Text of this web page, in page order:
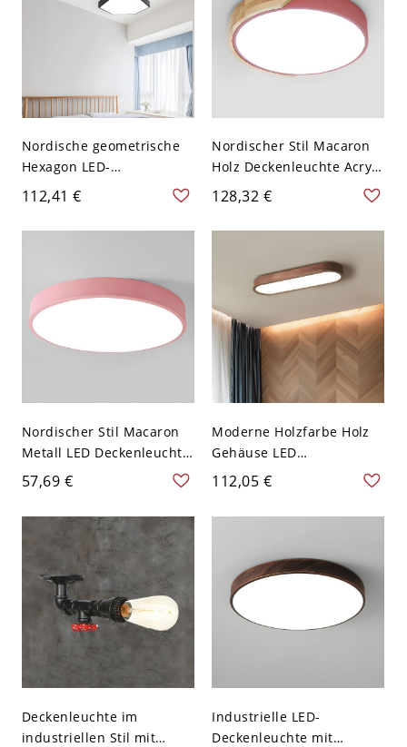
Nordische geometrische
Hexagon LED-
Deckenleuchte,
ultraschlanke Leuchte -
31,75 cm 110V-120V
112,41 €
Nordischer Stil Macaron
Holz Deckenleuchte Acryl
Runde Flush Mount Licht
für Schlafzimmer - Rot
110V-120V 30,48 cm
128,32 €
Nordischer Stil Macaron
Metall LED Deckenleuchte
mit Acryl-Rundschirm -
40,64 cm 110V-120V Warm
Rosa
57,69 €
Moderne Holzfarbe Holz
Gehäuse LED
Deckenlampe Oval Weißer
Schirm 1-Licht
Deckenleuchte - Dunkel
64,77 cm Weißlicht
112,05 €
Deckenleuchte im
industriellen Stil mit
Industrielle LED-
Deckenleuchte mit